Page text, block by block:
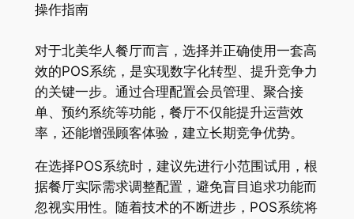
操作指南
对于北美华人餐厅而言，选择并正确使用一套高
效的POS系统，是实现数字化转型、提升竞争力
的关键一步。通过合理配置会员管理、聚合接
单、预约系统等功能，餐厅不仅能提升运营效
率，还能增强顾客体验，建立长期竞争优势。
在选择POS系统时，建议先进行小范围试用，根
据餐厅实际需求调整配置，避免盲目追求功能而
忽视实用性。随着技术的不断进步，POS系统将